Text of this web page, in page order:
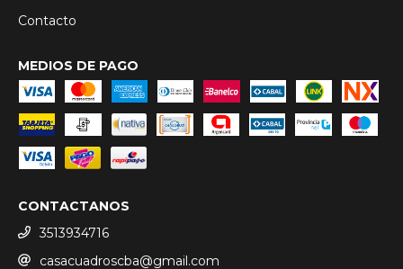
Contacto
MEDIOS DE PAGO
CONTACTANOS
3513934716
casacuadroscba@gmail.com